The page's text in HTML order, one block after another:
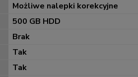
Możliwe nalepki korekcyjne
500 GB HDD
Brak
Tak
Tak